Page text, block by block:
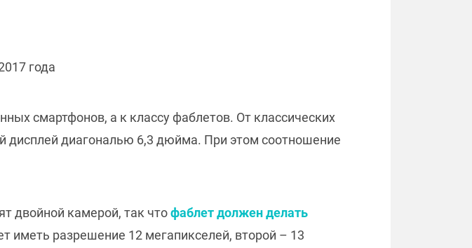
года
смартфонов, а к классу фаблетов. От классических
дисплей диагональю 6,3 дюйма. При этом соотношение
двойной камерой, так чтофаблет должен делать
иметь разрешение 12 мегапикселей, второй – 13